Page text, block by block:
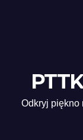
Odkryj piękno